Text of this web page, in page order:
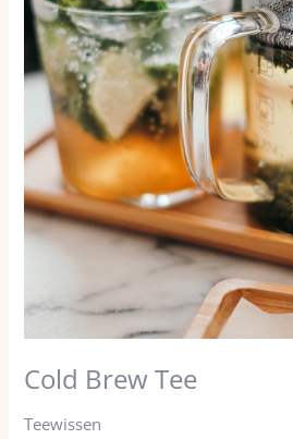
Cold Brew Tee
Teewissen